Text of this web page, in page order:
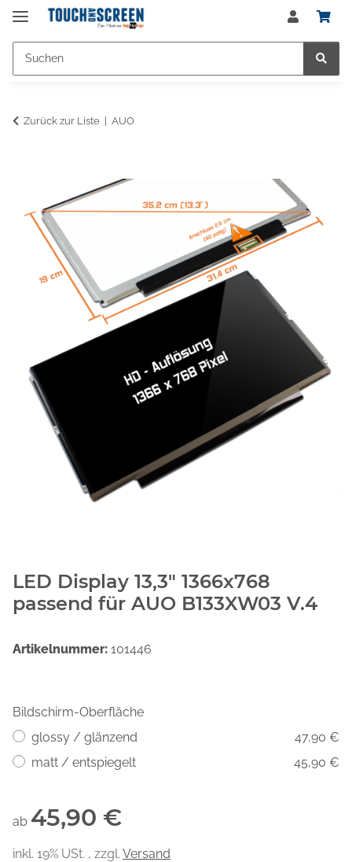
Zurück zur Liste AUO
LED Display 13,3" 1366x768
passend für AUO B133XW03 V.4
Artikelnummer: 101446
Bildschirm-Oberfläche
glossy / glänzend
47,90 €
matt / entspiegelt
45,90 €
ab 45,90 €
inkl. 19% USt. , zzgl. Versand